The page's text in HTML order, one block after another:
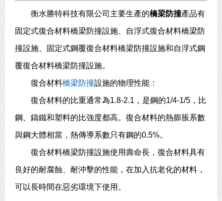
衡水勝特科技有限公司主要生產的橋梁防撞產品有
固定式復合材料橋梁防撞設施、自浮式復合材料橋梁防
撞設施、固定式鋼覆復合材料橋梁防撞設施和自浮式鋼
覆復合材料橋梁防撞設施。
復合材料橋梁防撞設施的物理性能：
復合材料的比重通常為1.8-2.1，是鋼的1/4-1/5，比
鋼、鑄鐵和塑料的比強度都高。復合材料的熱膨脹系數
與鋼大體相當，熱傳導系數只有鋼的0.5%。
復合材料橋梁防撞設施使用壽命長，復合材料具有
良好的耐腐蝕、耐沖擊的性能，在加入抗老化的材料，
可以長時間在惡劣環境下使用。